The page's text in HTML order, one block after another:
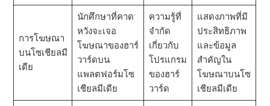
การโฆษณา
บนโซเชียลมี
เดีย
นักศึกษาที่คาด
หวังจะเจอ
โฆษณาของฮาร์
วาร์ดบน
แพลตฟอร์มโซ
เชียลมีเดีย
ความรู้ที่
จํากัด
เกี่ยวกับ
โปรแกรม
ของฮาร์
วาร์ด
แสดงภาพที่มี
ประสิทธิภาพ
และข้อมูล
สําคัญใน
โฆษณาบนโซ
เชียลมีเดีย